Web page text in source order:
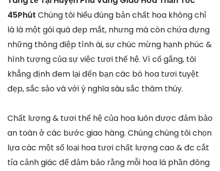
45Phút Chúng tôi hiểu đúng bản chất hoa không chỉ
là là một gói quà đẹp mắt, nhưng mà còn chứa đựng
những thông điệp tình ái, sự chúc mừng hạnh phúc &
hình tượng của sự việc tươi thế hệ. Vì cố gắng, tôi
khẳng định đem lại đến bạn các bó hoa tươi tuyệt
đẹp, sắc sảo và với ý nghĩa sâu sắc thâm thúy.
Chất lượng & tươi thế hệ của hoa luôn được đảm bảo
an toàn ở các bước giao hàng. Chúng chúng tôi chọn
lựa các một số loại hoa tươi chất lượng cao & đc cắt
tỉa cảnh giác để đảm bảo rằng mỗi hoa lá phần đông